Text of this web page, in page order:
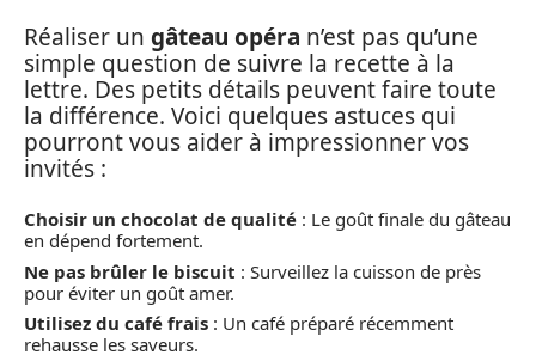
Réaliser un gâteau opéra n’est pas qu’une
simple question de suivre la recette à la
lettre. Des petits détails peuvent faire toute
la différence. Voici quelques astuces qui
pourront vous aider à impressionner vos
invités :
Choisir un chocolat de qualité : Le goût finale du gâteau
en dépend fortement.
Ne pas brûler le biscuit : Surveillez la cuisson de près
pour éviter un goût amer.
Utilisez du café frais : Un café préparé récemment
rehausse les saveurs.